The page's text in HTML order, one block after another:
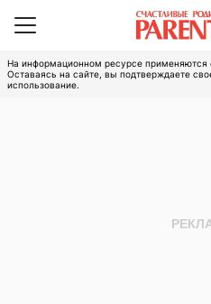
На информационном ресурсе применяются
Оставаясь на сайте, вы подтверждаете
использование.